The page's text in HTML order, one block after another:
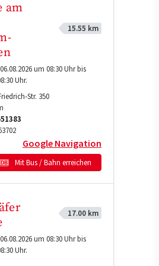
am
15.55 km
um 08:30 Uhr bis
Uhr.
Str. 350
Google Navigation
Mit Bus / Bahn erreichen
17.00 km
um 08:30 Uhr bis
Uhr.